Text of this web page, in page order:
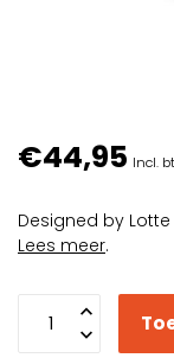
€44,95 Incl.
Designed by
Lees meer.